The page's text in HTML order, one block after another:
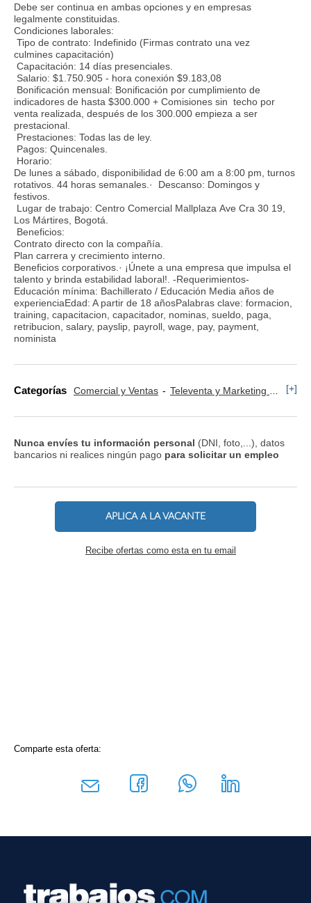
Debe ser continua en ambas opciones y en empresas
legalmente constituidas.
Condiciones laborales:
Tipo de contrato: Indefinido (Firmas contrato una vez
culmines capacitación)
Capacitación: 14 días presenciales.
Salario: $1.750.905 - hora conexión $9.183,08
Bonificación mensual: Bonificación por cumplimiento de
indicadores de hasta $300.000 + Comisiones sin techo por
venta realizada, después de los 300.000 empieza a ser
prestacional.
Prestaciones: Todas las de ley.
Pagos: Quincenales.
Horario:
De lunes a sábado, disponibilidad de 6:00 am a 8:00 pm, turnos
rotativos. 44 horas semanales.· Descanso: Domingos y
festivos.
Lugar de trabajo: Centro Comercial Mallplaza Ave Cra 30 19,
Los Mártires, Bogotá.
Beneficios:
Contrato directo con la compañía.
Plan carrera y crecimiento interno.
Beneficios corporativos.· ¡Únete a una empresa que impulsa el
talento y brinda estabilidad laboral!. -Requerimientos-
Educación mínima: Bachillerato / Educación Media años de
experienciaEdad: A partir de 18 añosPalabras clave: formacion,
training, capacitacion, capacitador, nominas, sueldo, paga,
retribucion, salary, payslip, payroll, wage, pay, payment,
nominista
Categorías Comercial y Ventas Televenta y Marketing Telefónico [+]
Nunca envíes tu información personal (DNI, foto,...), datos
bancarios ni realices ningún pago para solicitar un empleo
APLICA A LA VACANTE
Recibe ofertas como esta en tu email
Comparte esta oferta: